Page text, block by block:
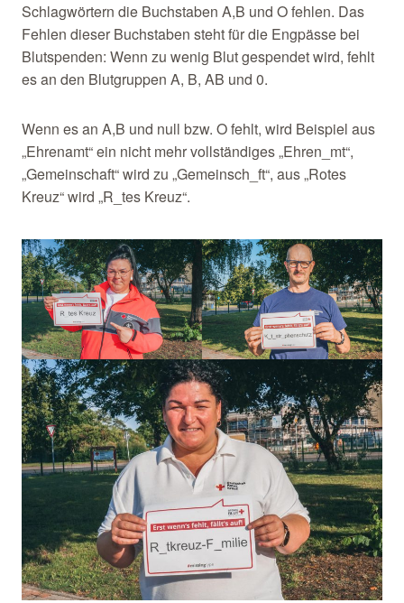
Schlagwörtern die Buchstaben A,B und O fehlen. Das
Fehlen dieser Buchstaben steht für die Engpässe bei
Blutspenden: Wenn zu wenig Blut gespendet wird, fehlt
es an den Blutgruppen A, B, AB und 0.
Wenn es an A,B und null bzw. O fehlt, wird Beispiel aus
„Ehrenamt“ ein nicht mehr vollständiges „Ehren_mt“,
„Gemeinschaft“ wird zu „Gemeinsch_ft“, aus „Rotes
Kreuz“ wird „R_tes Kreuz“.